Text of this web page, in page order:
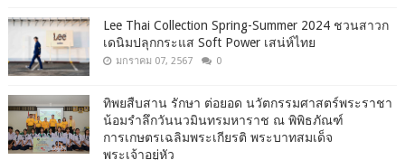
Lee Thai Collection Spring-Summer 2024 ชวนสาวก
เดนิมปลุกกระแส Soft Power เสน่ห์ไทย
มกราคม 07, 2567 0
ทิพยสืบสาน รักษา ต่อยอด นวัตกรรมศาสตร์พระราชา
น้อมรำลึกวันนวมินทรมหาราช ณ พิพิธภัณฑ์
การเกษตรเฉลิมพระเกียรติ พระบาทสมเด็จ
พระเจ้าอยู่หัว